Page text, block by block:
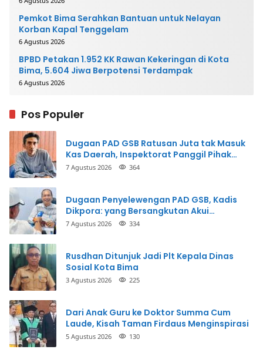
Pemkot Bima Serahkan Bantuan untuk Nelayan
Korban Kapal Tenggelam
6 Agustus 2026
BPBD Petakan 1.952 KK Rawan Kekeringan di Kota
Bima, 5.604 Jiwa Berpotensi Terdampak
6 Agustus 2026
Pos Populer
Dugaan PAD GSB Ratusan Juta tak Masuk
Kas Daerah, Inspektorat Panggil Pihak
Terkait
7 Agustus 2026 364
Dugaan Penyelewengan PAD GSB, Kadis
Dikpora: yang Bersangkutan Akui
Perbuatannya dan Siap Mengembalikan
7 Agustus 2026 334
Rusdhan Ditunjuk Jadi Plt Kepala Dinas
Sosial Kota Bima
3 Agustus 2026 225
Dari Anak Guru ke Doktor Summa Cum
Laude, Kisah Taman Firdaus Menginspirasi
5 Agustus 2026 130